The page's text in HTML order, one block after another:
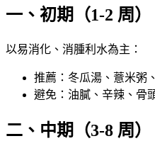
一、初期（1-2 周
以易消化、消腫利水為主：
推薦：冬瓜湯、薏米粥
避免：油膩、辛辣、骨
二、中期（3-8 周